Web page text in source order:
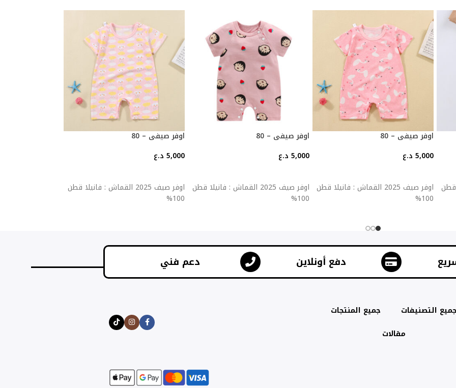
قطن
اوفر صيفي – 80
5,000 د.ع
اوفر صيف 2025 القماش : فانيلا قطن
100%
اوفر صيفي – 80
5,000 د.ع
اوفر صيف 2025 القماش : فانيلا قطن
100%
اوفر صيفي – 80
5,000 د.ع
اوفر صيف 2025 القماش : فانيلا قطن
100%
دفع أونلاين دعم فني
جميع التصنيفات
جميع المنتجات
مقالات